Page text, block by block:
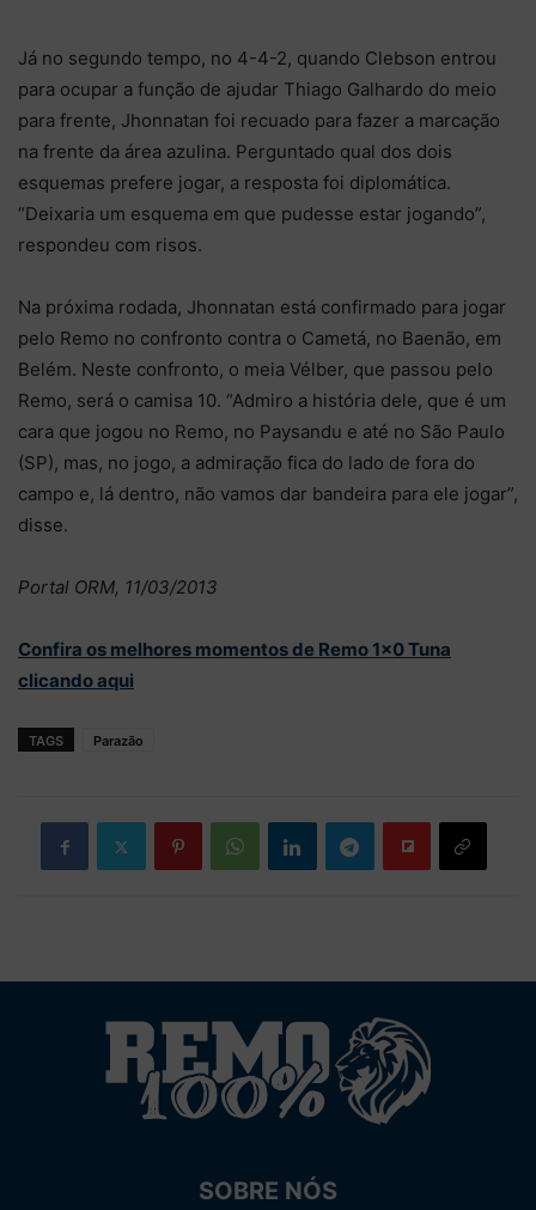
Já no segundo tempo, no 4-4-2, quando Clebson entrou
para ocupar a função de ajudar Thiago Galhardo do meio
para frente, Jhonnatan foi recuado para fazer a marcação
na frente da área azulina. Perguntado qual dos dois
esquemas prefere jogar, a resposta foi diplomática.
“Deixaria um esquema em que pudesse estar jogando”,
respondeu com risos.
Na próxima rodada, Jhonnatan está confirmado para jogar
pelo Remo no confronto contra o Cametá, no Baenão, em
Belém. Neste confronto, o meia Vélber, que passou pelo
Remo, será o camisa 10. “Admiro a história dele, que é um
cara que jogou no Remo, no Paysandu e até no São Paulo
(SP), mas, no jogo, a admiração fica do lado de fora do
campo e, lá dentro, não vamos dar bandeira para ele jogar”,
disse.
Portal ORM, 11/03/2013
Confira os melhores momentos de Remo 1×0 Tuna
clicando aqui
TAGS Parazão
SOBRE NÓS